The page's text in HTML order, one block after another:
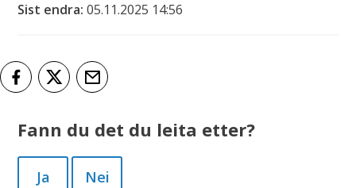
Sist endra 05.11.2025 14:56
Fann du det du leita etter?
Ja Nei